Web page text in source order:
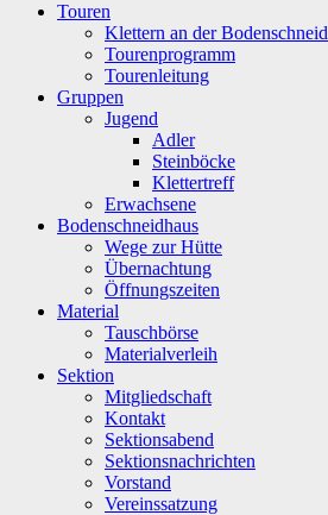
Touren
Klettern an der Bodenschneid
Tourenprogramm
Tourenleitung
Gruppen
Jugend
Adler
Steinböcke
Klettertreff
Erwachsene
Bodenschneidhaus
Wege zur Hütte
Übernachtung
Öffnungszeiten
Material
Tauschbörse
Materialverleih
Sektion
Mitgliedschaft
Kontakt
Sektionsabend
Sektionsnachrichten
Vorstand
Vereinssatzung